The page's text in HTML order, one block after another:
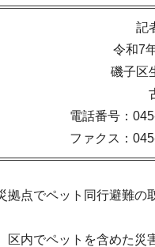
記
令和7
磯子区
電話番号：
ファクス：
点でペット同行避難の
内でペットを含めた災